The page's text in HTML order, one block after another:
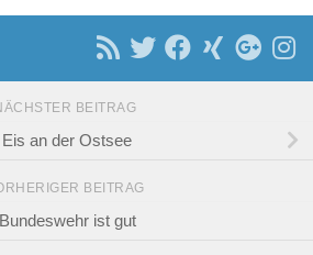
BEITRAG
Eis an der Ostsee
BEITRAG
Bundeswehr ist gut